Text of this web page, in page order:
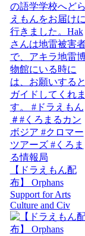
【ドラえもん配
布】 Orphans
Support for Arts
Culture and Civ